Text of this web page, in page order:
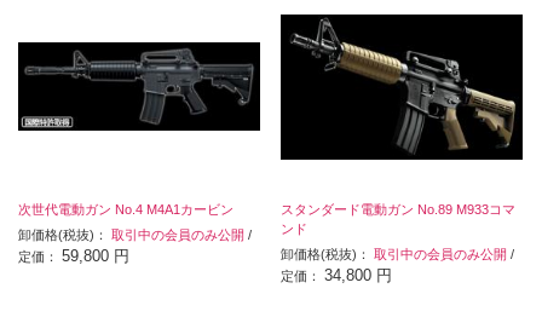
次世代電動ガン No.4 M4A1カービン
卸価格(税抜)： 取引中の会員のみ公開 /
定価： 59,800 円
スタンダード電動ガン No.89 M933コマ
ンド
卸価格(税抜)：取引中の会員のみ公開 /
定価：34,800 円